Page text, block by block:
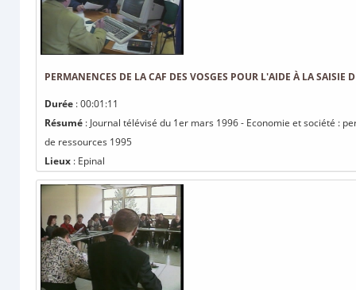
PERMANENCES DE LA CAF DES VOSGES POUR L'AIDE À LA SAISIE
Durée : 00:01:11
Résumé : Journal télévisé du 1er mars 1996 - Economie et société :
de ressources 1995
Lieux : Epinal